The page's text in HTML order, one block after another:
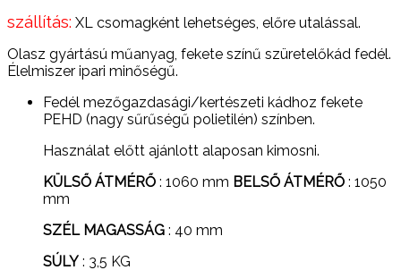
szállítás: XL csomagként lehetséges, előre utalással.
Olasz gyártású műanyag, fekete színű szüretelőkád fedél.
Élelmiszer ipari minőségű.
Fedél mezőgazdasági/kertészeti kádhoz fekete
PEHD (nagy sűrűségű polietilén) színben.
Használat előtt ajánlott alaposan kimosni.
KÜLSŐ ÁTMÉRŐ : 1060 mm BELSŐ ÁTMÉRŐ : 1050
mm
SZÉL MAGASSÁG : 40 mm
SÚLY : 3,5 KG